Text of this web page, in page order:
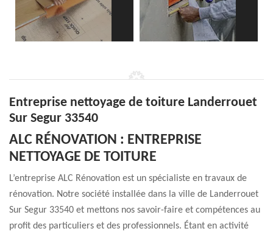
Entreprise nettoyage de toiture Landerrouet
Sur Segur 33540
ALC RÉNOVATION : ENTREPRISE
NETTOYAGE DE TOITURE
L’entreprise ALC Rénovation est un spécialiste en travaux de
rénovation. Notre société installée dans la ville de Landerrouet
Sur Segur 33540 et mettons nos savoir-faire et compétences au
profit des particuliers et des professionnels. Étant en activité